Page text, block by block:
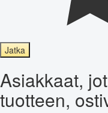
Jatka
Asiakkaat,
tuotteen,